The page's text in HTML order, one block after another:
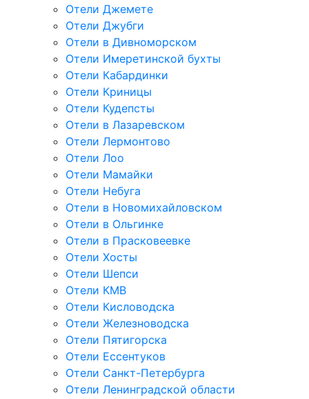
Отели Джемете
Отели Джубги
Отели в Дивноморском
Отели Имеретинской бухты
Отели Кабардинки
Отели Криницы
Отели Кудепсты
Отели в Лазаревском
Отели Лермонтово
Отели Лоо
Отели Мамайки
Отели Небуга
Отели в Новомихайловском
Отели в Ольгинке
Отели в Прасковеевке
Отели Хосты
Отели Шепси
Отели КМВ
Отели Кисловодска
Отели Железноводска
Отели Пятигорска
Отели Ессентуков
Отели Санкт-Петербурга
Отели Ленинградской области